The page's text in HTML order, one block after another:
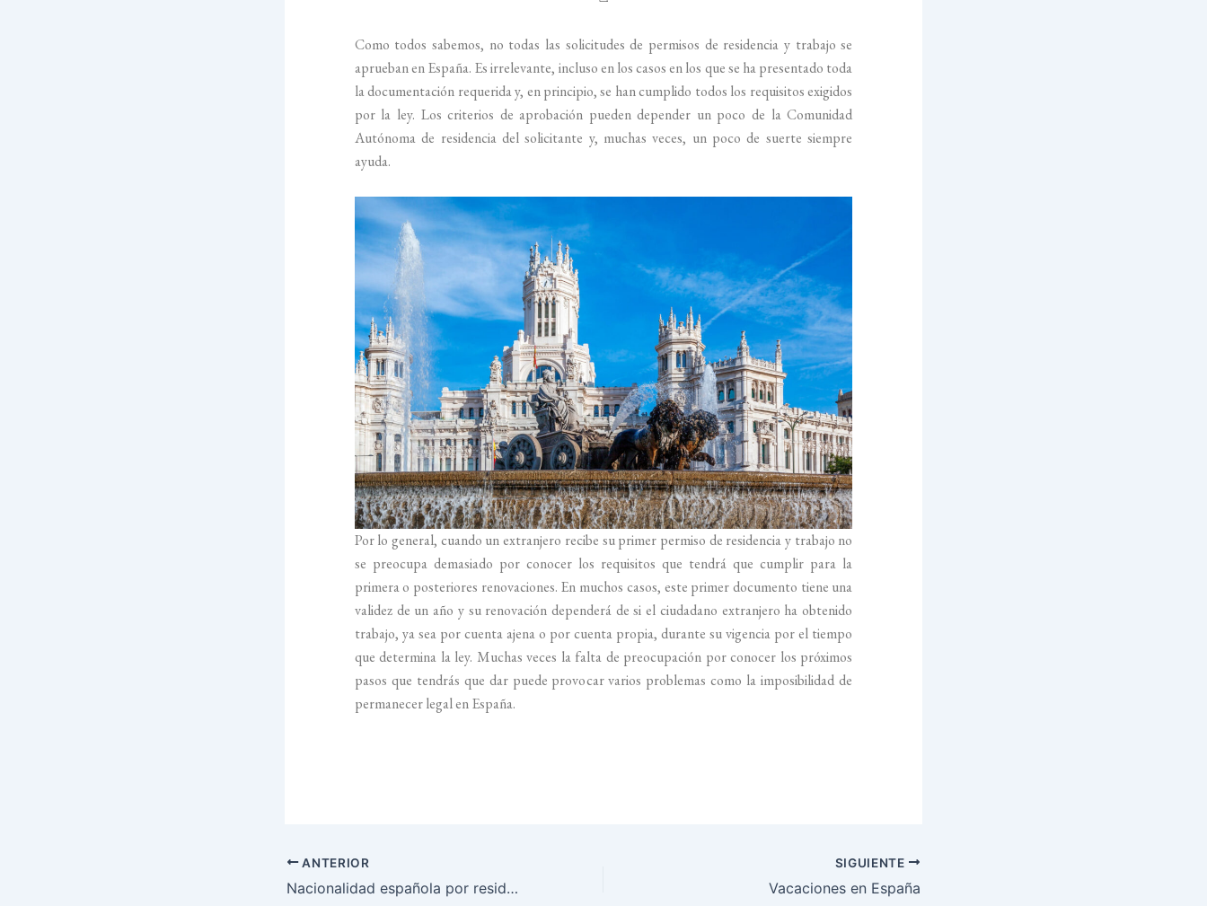
Como todos sabemos, no todas las solicitudes de permisos de residencia y trabajo se
aprueban en España. Es irrelevante, incluso en los casos en los que se ha presentado toda
la documentación requerida y, en principio, se han cumplido todos los requisitos exigidos
por la ley. Los criterios de aprobación pueden depender un poco de la Comunidad
Autónoma de residencia del solicitante y, muchas veces, un poco de suerte siempre
ayuda.
Por lo general, cuando un extranjero recibe su primer permiso de residencia y trabajo no
se preocupa demasiado por conocer los requisitos que tendrá que cumplir para la
primera o posteriores renovaciones. En muchos casos, este primer documento tiene una
validez de un año y su renovación dependerá de si el ciudadano extranjero ha obtenido
trabajo, ya sea por cuenta ajena o por cuenta propia, durante su vigencia por el tiempo
que determina la ley. Muchas veces la falta de preocupación por conocer los próximos
pasos que tendrás que dar puede provocar varios problemas como la imposibilidad de
permanecer legal en España.
ANTERIOR
Nacionalidad española por residencia
SIGUIENTE
Vacaciones en España